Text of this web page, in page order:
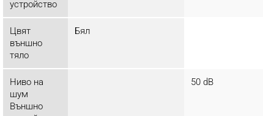
устройство
Цвят
външно
тяло
Бял
Ниво на
шум
Външно
50 dB